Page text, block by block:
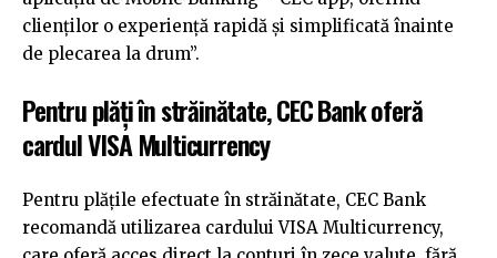
clienților o experiență rapidă și simplificată înainte
de plecarea la drum”.
Pentru plăți în străinătate, CEC Bank oferă
cardul VISA Multicurrency
Pentru plățile efectuate în străinătate, CEC Bank
recomandă utilizarea cardului VISA Multicurrency,